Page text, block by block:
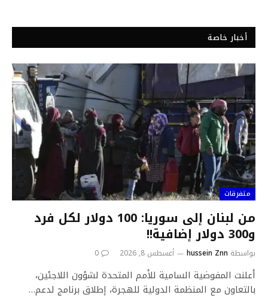
أخبار خاصة
متفرقات
من لبنان إلى سوريا: 100 دولار لكل فرد
و300 دولار إضافية!!
بواسطة hussein Znn أغسطس 8, 2026 0
أعلنت المفوضية السامية للأمم المتحدة لشؤون اللاجئين،
بالتعاون مع المنظمة الدولية للهجرة، إطلاق برنامج لدعم…